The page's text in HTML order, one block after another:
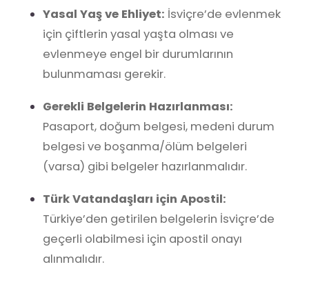
Yasal Yaş ve Ehliyet: İsviçre’de evlenmek
için çiftlerin yasal yaşta olması ve
evlenmeye engel bir durumlarının
bulunmaması gerekir.
Gerekli Belgelerin Hazırlanması:
Pasaport, doğum belgesi, medeni durum
belgesi ve boşanma/ölüm belgeleri
(varsa) gibi belgeler hazırlanmalıdır.
Türk Vatandaşları için Apostil:
Türkiye’den getirilen belgelerin İsviçre’de
geçerli olabilmesi için apostil onayı
alınmalıdır.